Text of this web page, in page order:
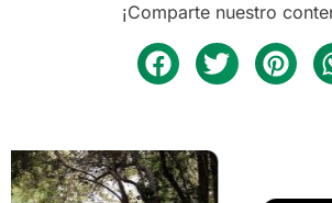
¡Comparte nuestro